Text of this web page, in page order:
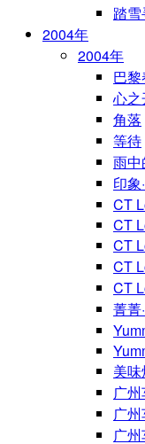
踏
2004年
2004年
巴黎
心之
角落
等待
雨
印象
CT
CT
CT
CT
CT
菁菁
美
广州
广州
广州